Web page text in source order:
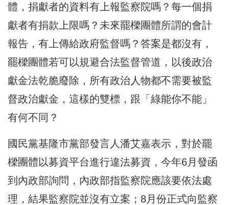
體，捐獻者的資料有上報監察院嗎？每一個捐
獻者有捐款上限嗎？未來罷樑團體所謂的會計
報告，有上傳給政府監督嗎？答案是都沒有，
罷樑團體若可以規避合法監督管道，以後政治
獻金法乾脆廢除，所有政治人物都不需要被監
督政治獻金，這樣的雙標，跟「綠能你不能」
有何不同？
國民黨基隆市黨部發言人潘艾嘉表示，對於罷
樑團體以募資平台進行違法募資，今年6月發函
到內政部詢問，內政部指監察院應該要依法處
理，結果監察院並沒有立案；8月份正式向監察